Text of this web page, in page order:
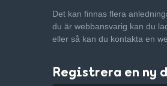
Det kan finnas flera
du är webbansvarig kan du
eller så kan du kontakta en
Registrera en ny